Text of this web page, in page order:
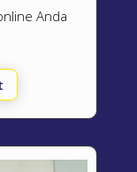
Anda